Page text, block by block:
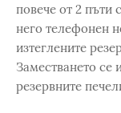
повече от 2 пъти
него телефонен
изтеглените
Заместването се
резервните